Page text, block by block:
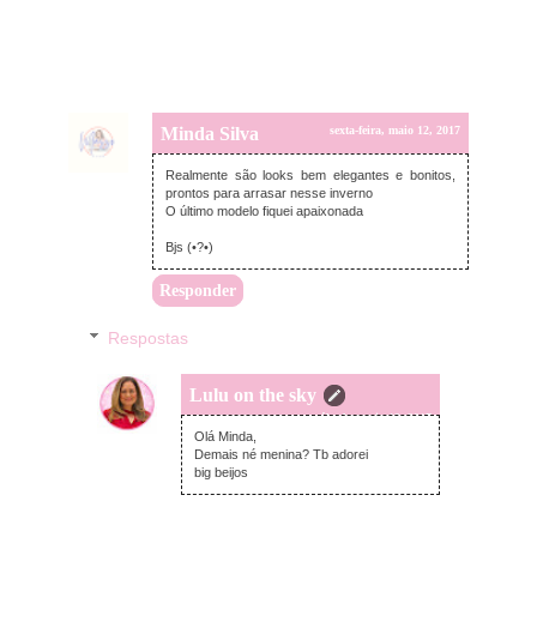
Minda Silva sexta-feira, maio 12, 2017
Realmente são looks bem elegantes e bonitos,
prontos para arrasar nesse inverno
O último modelo fiquei apaixonada
Bjs (•?•)
Responder
Respostas
Lulu on the sky
sábado, maio 13, 2017
Olá Minda,
Demais né menina? Tb adorei
big beijos